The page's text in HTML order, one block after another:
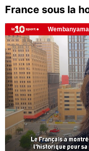
France sous la